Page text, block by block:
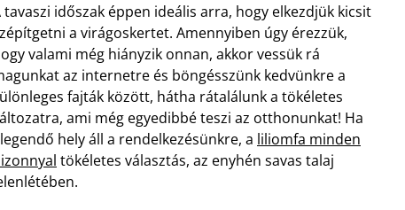
tavaszi időszak éppen ideális arra, hogy elkezdjük kicsit
a virágoskertet. Amennyiben úgy érezzük,
valami még hiányzik onnan, akkor vessük rá
az internetre és böngésszünk kedvünkre a
fajták között, hátha rátalálunk a tökéletes
ami még egyedibbé teszi az otthonunkat! Ha
hely áll a rendelkezésünkre, a liliomfa minden
tökéletes választás, az enyhén savas talaj